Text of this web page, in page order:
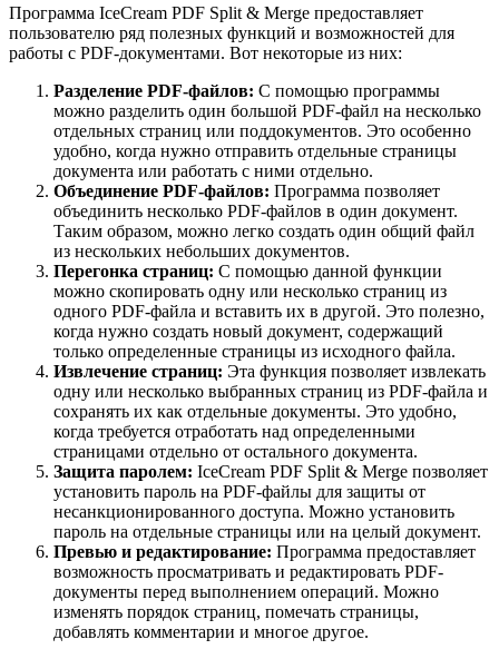
Программа IceCream PDF Split & Merge предоставляет
пользователю ряд полезных функций и возможностей для
работы с PDF-документами. Вот некоторые из них:
Разделение PDF-файлов: С помощью программы
можно разделить один большой PDF-файл на несколько
отдельных страниц или поддокументов. Это особенно
удобно, когда нужно отправить отдельные страницы
документа или работать с ними отдельно.
Объединение PDF-файлов: Программа позволяет
объединить несколько PDF-файлов в один документ.
Таким образом, можно легко создать один общий файл
из нескольких небольших документов.
Перегонка страниц: С помощью данной функции
можно скопировать одну или несколько страниц из
одного PDF-файла и вставить их в другой. Это полезно,
когда нужно создать новый документ, содержащий
только определенные страницы из исходного файла.
Извлечение страниц: Эта функция позволяет извлекать
одну или несколько выбранных страниц из PDF-файла и
сохранять их как отдельные документы. Это удобно,
когда требуется отработать над определенными
страницами отдельно от остального документа.
Защита паролем: IceCream PDF Split & Merge позволяет
установить пароль на PDF-файлы для защиты от
несанкционированного доступа. Можно установить
пароль на отдельные страницы или на целый документ.
Превью и редактирование: Программа предоставляет
возможность просматривать и редактировать PDF-
документы перед выполнением операций. Можно
изменять порядок страниц, помечать страницы,
добавлять комментарии и многое другое.